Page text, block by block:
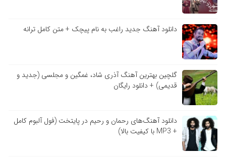
دانلود آهنگ جدید راغب به نام پیچک + متن کامل ترانه
گلچین بهترین آهنگ آذری شاد، غمگین و مجلسی (جدید و
قدیمی) + دانلود رایگان
دانلود آهنگ‌های رحمان و رحیم در پایتخت (فول آلبوم کامل
+ MP3 با کیفیت بالا)